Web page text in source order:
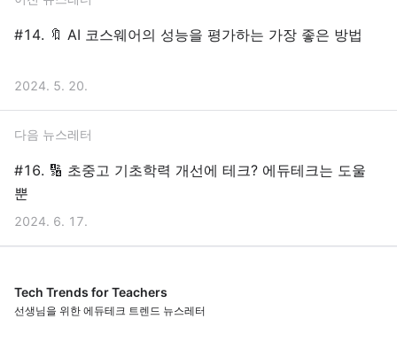
#14. 🔖 AI 코스웨어의 성능을 평가하는 가장 좋은 방법
2024. 5. 20.
다음 뉴스레터
#16. 🔢 초중고 기초학력 개선에 테크? 에듀테크는 도울
뿐
2024. 6. 17.
Tech Trends for Teachers
선생님을 위한 에듀테크 트렌드 뉴스레터